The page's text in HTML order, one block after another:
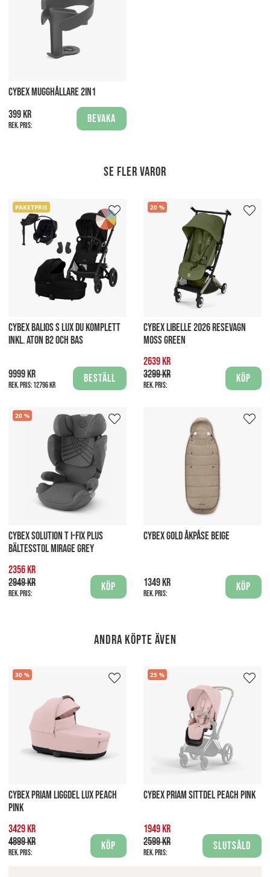
CYBEX MUGGHÅLLARE 2IN1
399 kr
Rek. pris:
Bevaka
Se fler varor
PAKETPRIS
CYBEX BALIOS S LUX DU KOMPLETT
INKL. ATON B2 OCH BAS
9999 kr
Rek. pris:12796 kr
Beställ
20
CYBEX LIBELLE 2026 RESEVAGN
MOSS GREEN
2639 kr
3299 kr
Rek. pris:
Köp
20
CYBEX SOLUTION T I-FIX PLUS
BÄLTESSTOL MIRAGE GREY
2356 kr
2949 kr
Rek. pris:
Köp
CYBEX GOLD ÅKPÅSE BEIGE
1349 kr
Rek. pris:
Köp
Andra köpte även
30
CYBEX PRIAM LIGGDEL LUX PEACH
PINK
3429 kr
4899 kr
Rek. pris:
Köp
25
CYBEX PRIAM SITTDEL PEACH PINK
1949 kr
2599 kr
Rek. pris:
Slutsåld